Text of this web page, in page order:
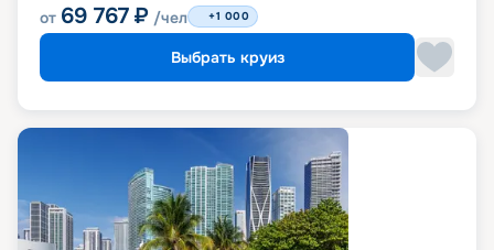
от 69 767 ₽ /чел +1 000
Выбрать круиз